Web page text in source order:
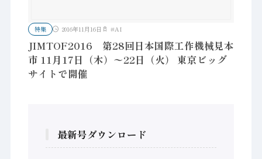
特集 2016年11月16日 #AI
JIMTOF2016 第28回日本国際工作機械見本
市 11月17日（木）〜22日（火） 東京ビッグ
サイトで開催
最新号ダウンロード